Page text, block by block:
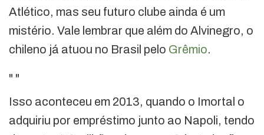
Atlético, mas seu futuro clube ainda é um
mistério. Vale lembrar que além do Alvinegro, o
chileno já atuou no Brasil pelo Grêmio.
" "
Isso aconteceu em 2013, quando o Imortal o
adquiriu por empréstimo junto ao Napoli, tendo